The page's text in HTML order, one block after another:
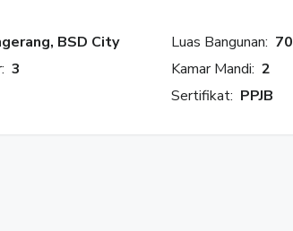
BSD City Luas Bangunan: 70
3 Kamar Mandi: 2
Sertifikat: PPJB